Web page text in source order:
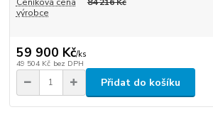
výrobce
59 900 Kč/ks
49 504 Kč bez DPH
Přidat do košíku